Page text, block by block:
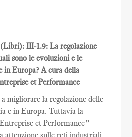
III-1.9: La regolazione
sono le evoluzioni e le
in Europa? A cura della
et Performance
migliorare la regolazione delle
e in Europa. Tuttavia la
et Performance”